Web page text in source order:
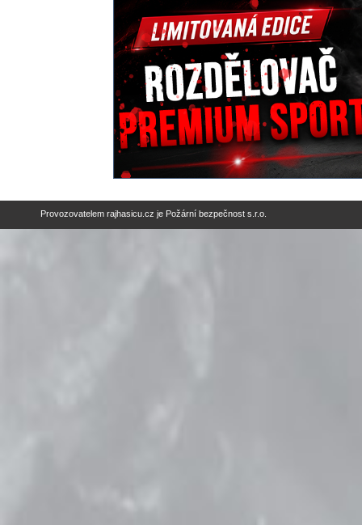
Provozovatelem rajhasicu.cz je Požární bezpečnost s.r.o.